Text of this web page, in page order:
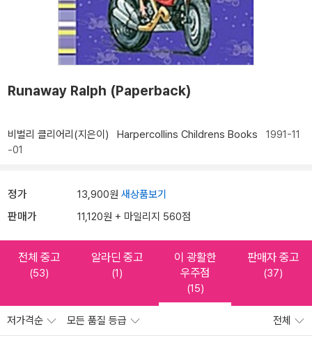
Runaway Ralph (Paperback)
비벌리 클리어리(지은이) Harpercollins Childrens Books 1991-11
-01
정가 13,900원 새상품보기
판매가 11,120원 + 마일리지 560점
전체 중고
(53)
알라딘 중고
(1)
이 광활한
우주점
(15)
판매자 중고
(37)
저가격순 모든 품질 등급 전체